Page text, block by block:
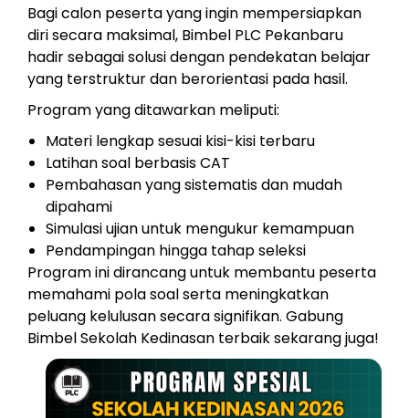
Bagi calon peserta yang ingin mempersiapkan
diri secara maksimal, Bimbel PLC Pekanbaru
hadir sebagai solusi dengan pendekatan belajar
yang terstruktur dan berorientasi pada hasil.
Program yang ditawarkan meliputi:
Materi lengkap sesuai kisi-kisi terbaru
Latihan soal berbasis CAT
Pembahasan yang sistematis dan mudah
dipahami
Simulasi ujian untuk mengukur kemampuan
Pendampingan hingga tahap seleksi
Program ini dirancang untuk membantu peserta
memahami pola soal serta meningkatkan
peluang kelulusan secara signifikan. Gabung
Bimbel Sekolah Kedinasan terbaik sekarang juga!